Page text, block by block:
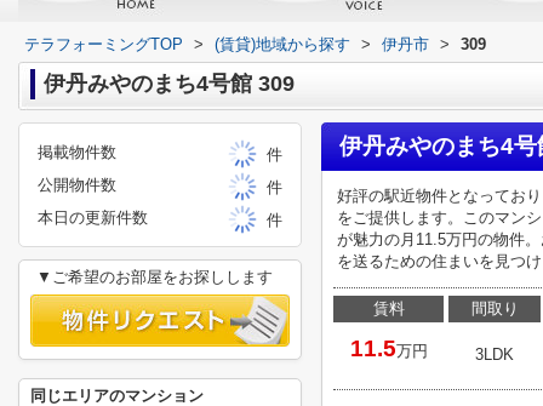
テラフォーミングTOP > (賃貸)地域から探す > 伊丹市 > 309
伊丹みやのまち4号館 309
伊丹みやのまち4号
好評の駅近物件となってお
をご提供します。このマン
が魅力の月11.5万円の物件
を送るための住まいを見つ
賃料
11.5万円
間取り
3LDK
掲載物件数
件
公開物件数
件
本日の更新件数
件
▼ご希望のお部屋をお探しします
同じエリアのマンション